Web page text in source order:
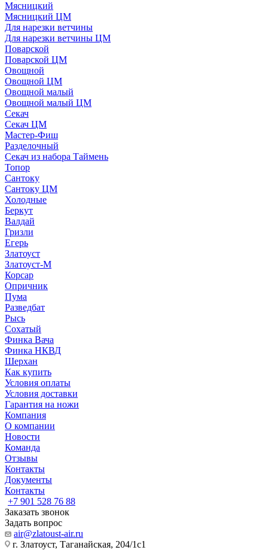
Мясницкий
Мясницкий ЦМ
Для нарезки ветчины
Для нарезки ветчины ЦМ
Поварской
Поварской ЦМ
Овощной
Овощной ЦМ
Овощной малый
Овощной малый ЦМ
Секач
Секач ЦМ
Мастер-Фиш
Разделочный
Секач из набора Таймень
Топор
Сантоку
Сантоку ЦМ
Холодные
Беркут
Валдай
Гризли
Егерь
Златоуст
Златоуст-М
Корсар
Опричник
Пума
Разведбат
Рысь
Сохатый
Финка Вача
Финка НКВД
Шерхан
Как купить
Условия оплаты
Условия доставки
Гарантия на ножи
Компания
О компании
Новости
Команда
Отзывы
Контакты
Документы
Контакты
+7 901 528 76 88
Заказать звонок
Задать вопрос
air@zlatoust-air.ru
г. Златоуст, Таганайская, 204/1с1